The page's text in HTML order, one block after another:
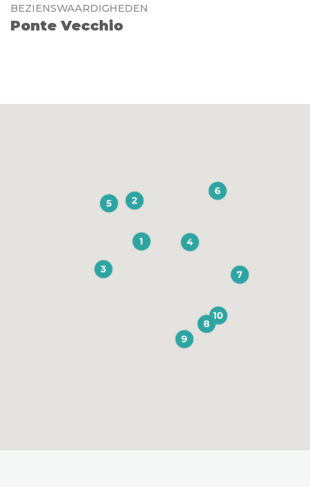
BEZIENSWAARDIGHEDEN
Ponte Vecchio